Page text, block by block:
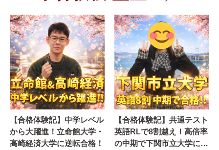
【合格体験記】中学レベル
から大躍進！立命館大学・
高崎経済大学に逆転合格！
【合格体験記】共通テスト
英語RLで8割越え！高倍率
の中期で下関市立大学に合